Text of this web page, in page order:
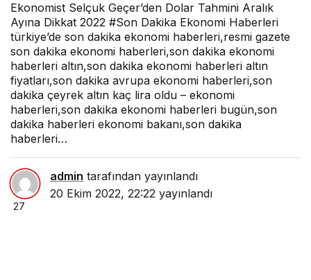
Ayına
Dikkat
#Son
Dakika
Ekono
mi
Haberl
Ekonomist Selçuk Geçer’den Dolar Tahmini Aralık
Ayına Dikkat 2022 #Son Dakika Ekonomi Haberleri
türkiye’de son dakika ekonomi haberleri,resmi gazete
son dakika ekonomi haberleri,son dakika ekonomi
haberleri altın,son dakika ekonomi haberleri altın
fiyatları,son dakika avrupa ekonomi haberleri,son
dakika çeyrek altın kaç lira oldu – ekonomi
haberleri,son dakika ekonomi haberleri bugün,son
dakika haberleri ekonomi bakanı,son dakika
haberleri…
admin tarafından yayınlandı
20 Ekim 2022, 22:22 yayınlandı
27